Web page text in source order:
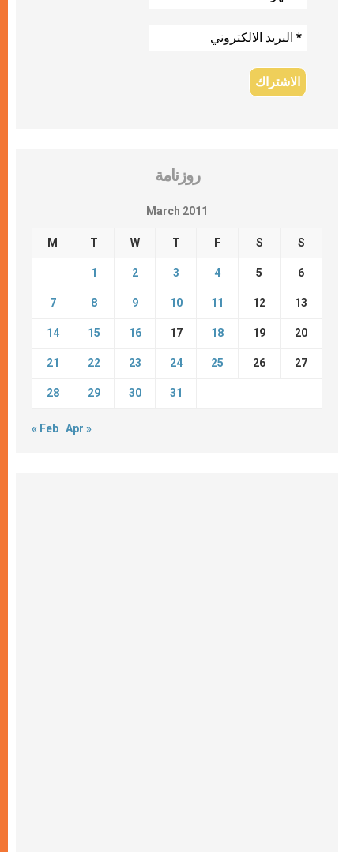
روزنامة
March 2011
M T W T F S S
1 2 3 4 5 6
7 8 9 10 11 12 13
14 15 16 17 18 19 20
21 22 23 24 25 26 27
28 29 30 31
« Feb Apr »